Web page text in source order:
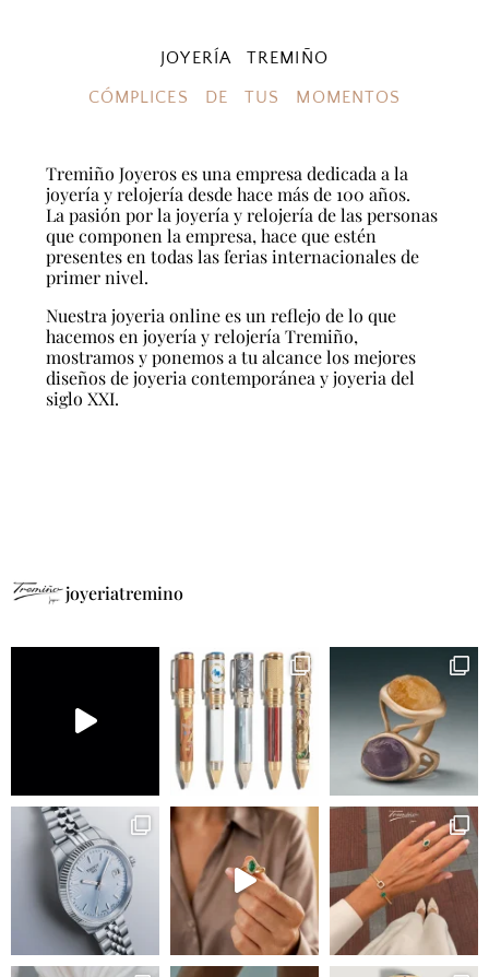
JOYERÍA TREMIÑO
CÓMPLICES DE TUS MOMENTOS
Tremiño Joyeros es una empresa dedicada a la
joyería y relojería desde hace más de 100 años.
La pasión por la joyería y relojería de las personas
que componen la empresa, hace que estén
presentes en todas las ferias internacionales de
primer nivel.
Nuestra joyeria online es un reflejo de lo que
hacemos en joyería y relojería Tremiño,
mostramos y ponemos a tu alcance los mejores
diseños de joyeria contemporánea y joyeria del
siglo XXI.
joyeriatremino